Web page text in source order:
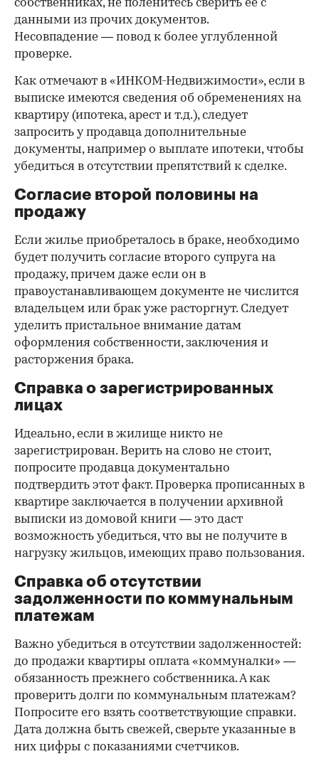
собственниках, не поленитесь сверить ее с
данными из прочих документов.
Несовпадение — повод к более углубленной
проверке.
Как отмечают в «ИНКОМ-Недвижимости», если в
выписке имеются сведения об обременениях на
квартиру (ипотека, арест и т.д.), следует
запросить у продавца дополнительные
документы, например о выплате ипотеки, чтобы
убедиться в отсутствии препятствий к сделке.
Согласие второй половины на
продажу
Если жилье приобреталось в браке, необходимо
будет получить согласие второго супруга на
продажу, причем даже если он в
правоустанавливающем документе не числится
владельцем или брак уже расторгнут. Следует
уделить пристальное внимание датам
оформления собственности, заключения и
расторжения брака.
Справка о зарегистрированных
лицах
Идеально, если в жилище никто не
зарегистрирован. Верить на слово не стоит,
попросите продавца документально
подтвердить этот факт. Проверка прописанных в
квартире заключается в получении архивной
выписки из домовой книги — это даст
возможность убедиться, что вы не получите в
нагрузку жильцов, имеющих право пользования.
Справка об отсутствии
задолженности по коммунальным
платежам
Важно убедиться в отсутствии задолженностей:
до продажи квартиры оплата «коммуналки» —
обязанность прежнего собственника. А как
проверить долги по коммунальным платежам?
Попросите его взять соответствующие справки.
Дата должна быть свежей, сверьте указанные в
них цифры с показаниями счетчиков.